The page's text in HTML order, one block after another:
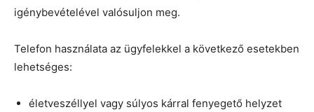
igénybevételével valósuljon meg.
Telefon használata az ügyfelekkel a következő esetekben
lehetséges:
életveszéllyel vagy súlyos kárral fenyegető helyzet